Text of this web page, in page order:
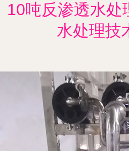
10吨反渗透水处
水处理技